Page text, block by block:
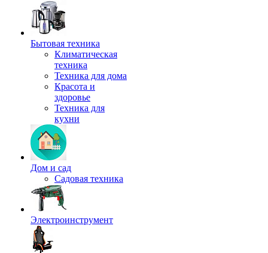
Бытовая техника
Климатическая
техника
Техника для дома
Красота и
здоровье
Техника для
кухни
Дом и сад
Садовая техника
Электроинструмент